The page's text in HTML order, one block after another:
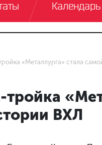
Календарь
«Металлурга» стала
тройка
ВХЛ